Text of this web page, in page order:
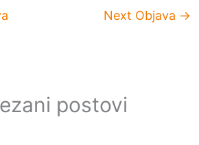
Next Objava →
postovi